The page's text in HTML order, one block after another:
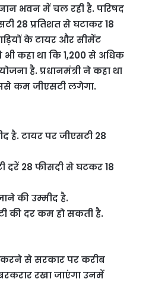
भवन में चल रही है. परिषद
28 प्रतिशत से घटाकर 18
के टायर और सीमेंट
कहा था कि 1,200 से अधिक
है. प्रधानमंत्री ने कहा था
कम जीएसटी लगेगा.
है. टायर पर जीएसटी 28
दरें 28 फीसदी से घटकर 18
की उम्मीद है.
की दर कम हो सकती है.
से सरकार पर करीब
रखा जाएंगा उनमें